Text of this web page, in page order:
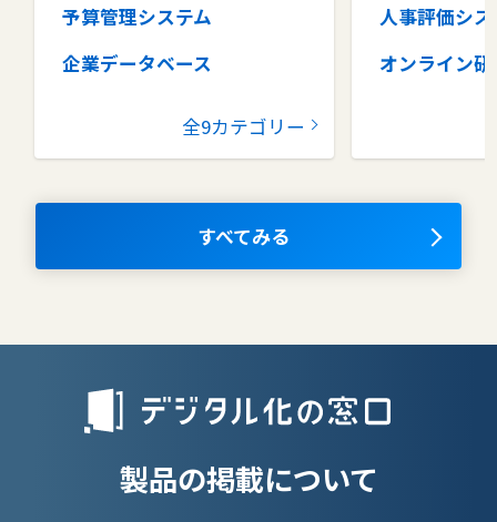
予算管理システム
企業データベース
グループウェア
コラボレーションツール
ナレッジマネジメントツール
全9カテゴリー
人事評価シ
オンライン研
タレントマ
OKRツール
授業支援シス
すべてみる
製品の掲載について